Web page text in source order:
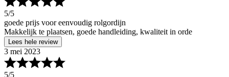
5/5
goede prijs voor eenvoudig rolgordijn
Makkelijk te plaatsen, goede handleiding, kwaliteit in orde
Lees hele review
3 mei 2023
5/5